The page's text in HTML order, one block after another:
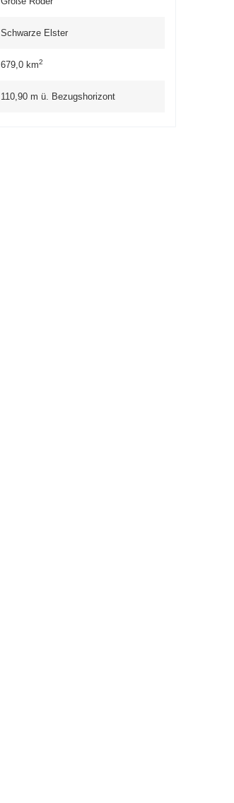
Schwarze Elster
679,0 km2
110,90 m ü. Bezugshorizont